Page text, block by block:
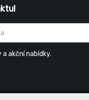
akční nabídky.